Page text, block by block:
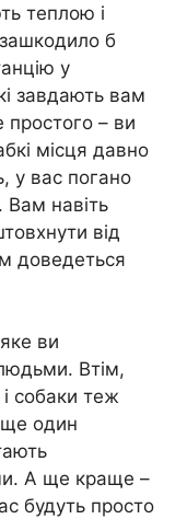
теплою і
б
у
завдають вам
простого – ви
місця давно
у вас погано
Вам навіть
від
доведеться
ви
Втім,
собаки теж
ще один
А ще краще –
будуть просто